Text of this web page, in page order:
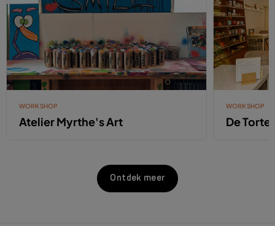
WORKSHOP
Atelier Myrthe's Art
WORKSHOP
De
Ontdek meer